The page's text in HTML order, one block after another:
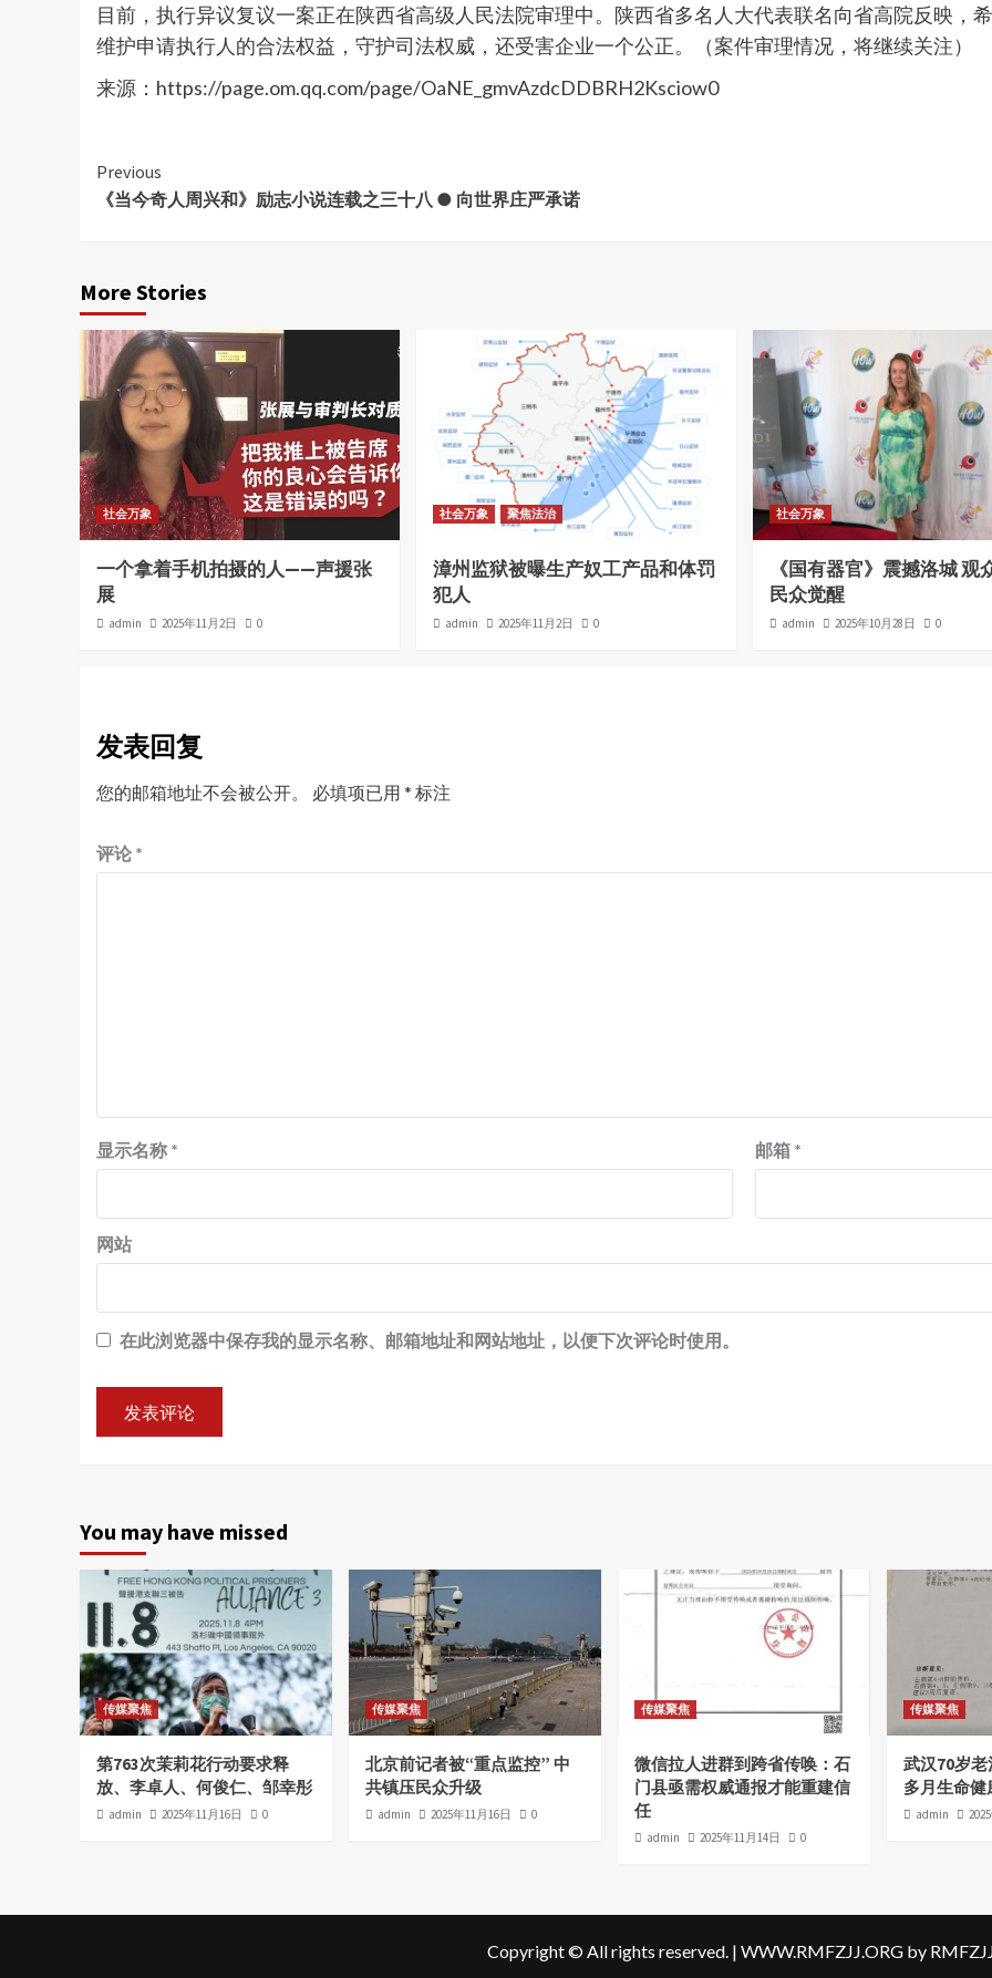
目前，执行异议复议一案正在陕西省高级人民法院审理中。陕西省多名人大代表联名向省高院反映，
维护申请执行人的合法权益，守护司法权威，还受害企业一个公正。（案件审理情况，将继续关注）
来源：https://page.om.qq.com/page/OaNE_gmvAzdcDDBRH2Ksciow0
Continue
Reading
Previous
《当今奇人周兴和》励志小说连载之三十八 ● 向世界庄严承诺
More Stories
社会万象
一个拿着手机拍摄的人——声援张
展
admin 2025年11月2日 0
社会万象 聚焦法治
漳州监狱被曝生产奴工产品和体罚
犯人
admin 2025年11月2日 0
社会万象
《国有器官》震撼洛城 观
民众觉醒
admin 2025年10月28日 0
发表回复
您的邮箱地址不会被公开。 必填项已用 * 标注
评论 *
显示名称 * 邮箱 *
网站
在此浏览器中保存我的显示名称、邮箱地址和网站地址，以便下次评论时使用。
You may have missed
传媒聚焦
第763次茉莉花行动要求释
放、李卓人、何俊仁、邹幸彤
admin 2025年11月16日 0
传媒聚焦
北京前记者被“重点监控” 中
共镇压民众升级
admin 2025年11月16日 0
传媒聚焦
微信拉人进群到跨省传唤：石
门县亟需权威通报才能重建信
任
admin 2025年11月14日 0
传媒聚焦
武汉70岁
多月生命
admin
Copyright © All rights reserved. | WWW.RMFZJJ.ORGby